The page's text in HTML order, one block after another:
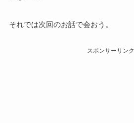
それでは次回のお話で会おう。
スポンサーリンク